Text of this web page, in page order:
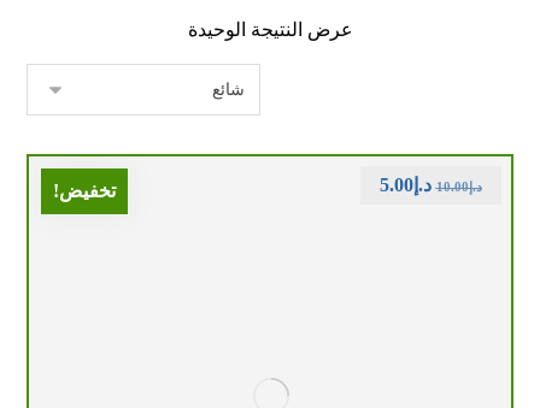
عرض النتيجة الوحيدة
تخفيض! د.إ10.00 د.إ5.00